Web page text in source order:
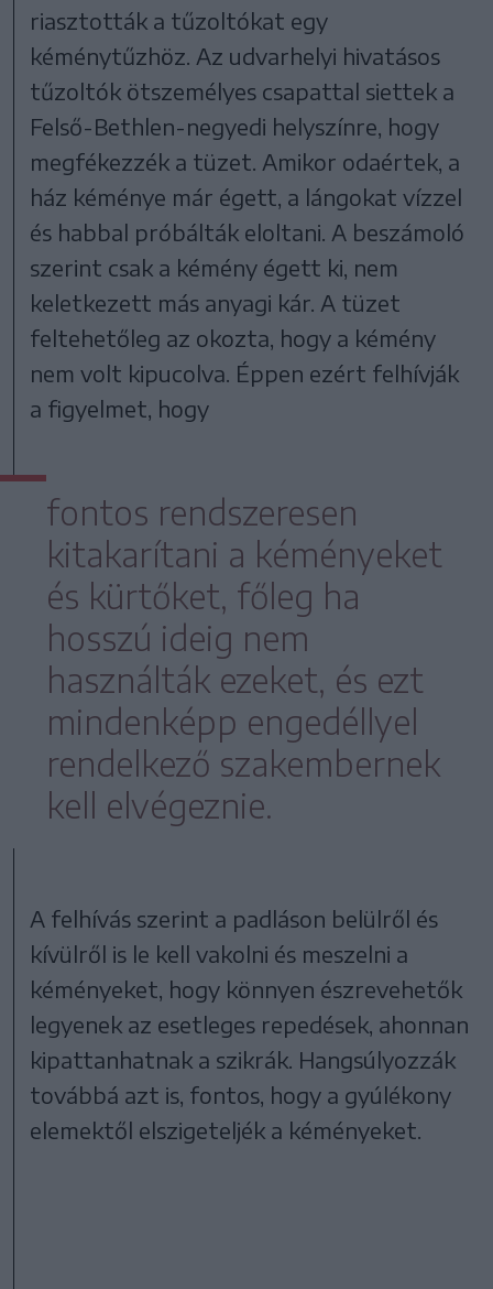
riasztották a tűzoltókat egy
kéménytűzhöz. Az udvarhelyi hivatásos
tűzoltók ötszemélyes csapattal siettek a
Felső-Bethlen-negyedi helyszínre, hogy
megfékezzék a tüzet. Amikor odaértek, a
ház kéménye már égett, a lángokat vízzel
és habbal próbálták eloltani. A beszámoló
szerint csak a kémény égett ki, nem
keletkezett más anyagi kár. A tüzet
feltehetőleg az okozta, hogy a kémény
nem volt kipucolva. Éppen ezért felhívják
a figyelmet, hogy
fontos rendszeresen
kitakarítani a kéményeket
és kürtőket, főleg ha
hosszú ideig nem
használták ezeket, és ezt
mindenképp engedéllyel
rendelkező szakembernek
kell elvégeznie.
A felhívás szerint a padláson belülről és
kívülről is le kell vakolni és meszelni a
kéményeket, hogy könnyen észrevehetők
legyenek az esetleges repedések, ahonnan
kipattanhatnak a szikrák. Hangsúlyozzák
továbbá azt is, fontos, hogy a gyúlékony
elemektől elszigeteljék a kéményeket.